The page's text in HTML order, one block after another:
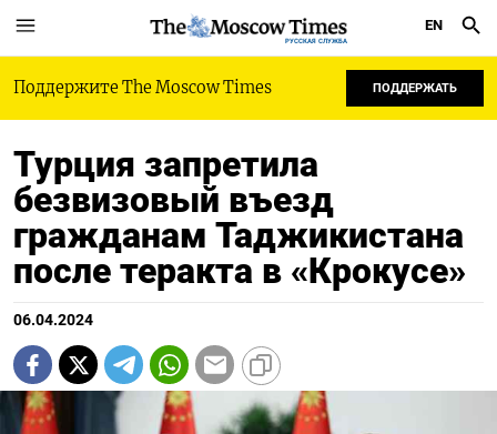
РУССКАЯ СЛУЖБА
EN
Поддержите The Moscow Times ПОДДЕРЖАТЬ
Турция запретила
безвизовый въезд
гражданам Таджикистана
после теракта в «Крокусе»
06.04.2024